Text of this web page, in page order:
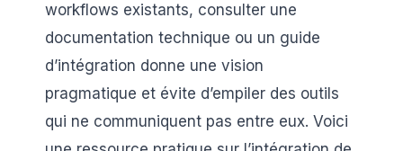
workflows existants, consulter une
documentation technique ou un guide
d’intégration donne une vision
pragmatique et évite d’empiler des outils
qui ne communiquent pas entre eux. Voici